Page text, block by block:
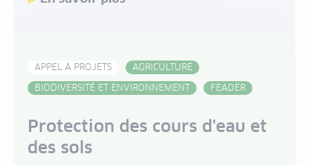
APPEL À PROJETS
AGRICULTURE
BIODIVERSITÉ ET ENVIRONNEMENT
FEADER
Protection des cours d'eau et
des sols